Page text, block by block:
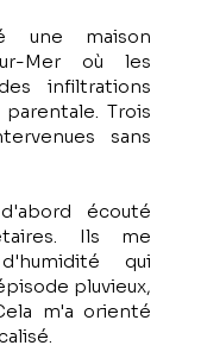
une maison
Mer où les
infiltrations
Trois
sans
écouté
Ils me
qui
pluvieux,
m'a orienté